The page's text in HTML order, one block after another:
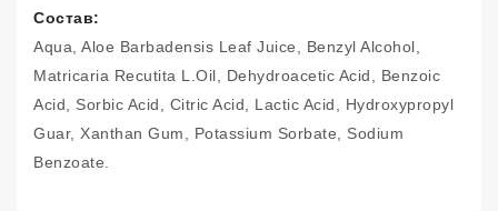
Состав:
Aqua, Aloe Barbadensis Leaf Juice, Benzyl Alcohol,
Matricaria Recutita L.Oil, Dehydroacetic Acid, Benzoic
Acid, Sorbic Acid, Citric Acid, Lactic Acid, Hydroxypropyl
Guar, Xanthan Gum, Potassium Sorbate, Sodium
Benzoate.